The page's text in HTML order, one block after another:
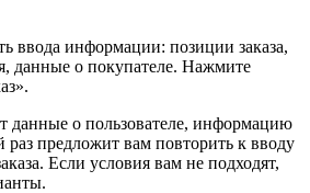
ввода информации: позиции заказа,
данные о покупателе. Нажмите
данные о пользователе, информацию
раз предложит вам повторить к вводу
Если условия вам не подходят,